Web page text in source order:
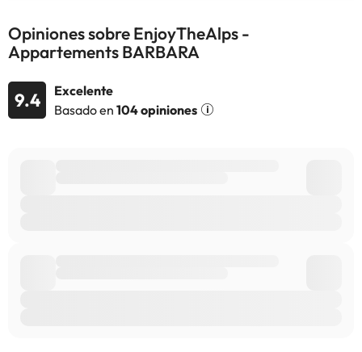
ponerte en contacto directamente con el alojamiento. Los datos
de contacto aparecen en la confirmación de la reserva. En este
alojamiento no se pueden celebrar despedidas de soltero o
soltera ni fiestas similares.
Opiniones sobre EnjoyTheAlps -
Appartements BARBARA
9.4
Excelente
Basado en 104 opiniones